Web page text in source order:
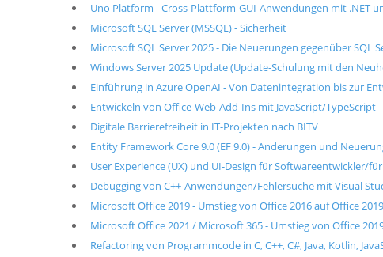
Uno Platform - Cross-Plattform-GUI-Anwendungen mit .NET
Microsoft SQL Server (MSSQL) - Sicherheit
Microsoft SQL Server 2025 - Die Neuerungen gegenüber SQL
Windows Server 2025 Update (Update-Schulung mit den
Einführung in Azure OpenAI - Von Datenintegration bis zur
Entwickeln von Office-Web-Add-Ins mit JavaScript/TypeScript
Digitale Barrierefreiheit in IT-Projekten nach BITV
Entity Framework Core 9.0 (EF 9.0) - Änderungen und
User Experience (UX) und UI-Design für Softwareentwickler/
Debugging von C++-Anwendungen/Fehlersuche mit Visual
Microsoft Office 2019 - Umstieg von Office 2016 auf Office 2019
Microsoft Office 2021 / Microsoft 365 - Umstieg von Office
Refactoring von Programmcode in C, C++, C#, Java, Kotlin,